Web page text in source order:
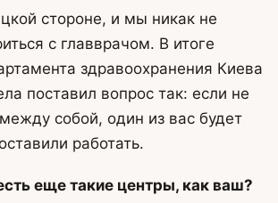
стороне, и мы никак не
с главврачом. В итоге
здравоохранения Киева
поставил вопрос так: если не
собой, один из вас будет
работать.
еще такие центры, как ваш?